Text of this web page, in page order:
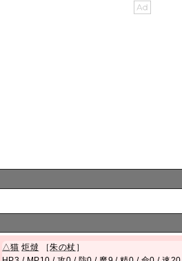
△猫 炬燵 ［朱の杖 ］